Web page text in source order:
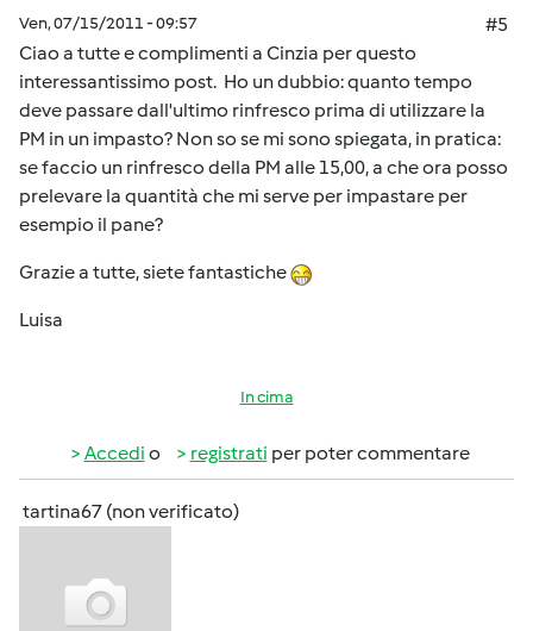
Ven, 07/15/2011 - 09:57
#5
Ciao a tutte e complimenti a Cinzia per questo
interessantissimo post. Ho un dubbio: quanto tempo
deve passare dall'ultimo rinfresco prima di utilizzare la
PM in un impasto? Non so se mi sono spiegata, in pratica:
se faccio un rinfresco della PM alle 15,00, a che ora posso
prelevare la quantità che mi serve per impastare per
esempio il pane?
Grazie a tutte, siete fantastiche
Luisa
In cima
Accedi o registrati per poter commentare
tartina67 (non verificato)